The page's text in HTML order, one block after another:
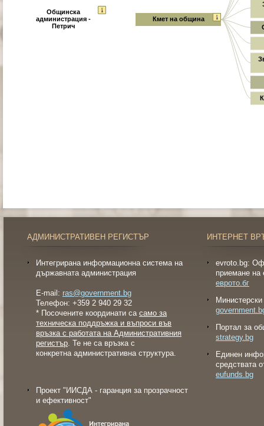
Общинска
администрация -
Петрич
Кмет на община
АДМИНИСТРАТИВЕН РЕГИСТЪР
Интегрирана информационна система на
държавната администрация
E-mail: ras@government.bg
Телефон: +359 2 940 29 32
* Посочените координати са само за
техническа поддръжка и въпроси във
връзка с работата на Административния
регистър. Те не са връзка с
конкретна административна структура.
Проект "ИИСДА - гаранция за прозрачност
и ефективност"
ИНТЕРНЕТ
evroto.bg:
приемане на
еврото.бг
Портал за
strategy.bg
Eдинен
средствата
eufunds.bg